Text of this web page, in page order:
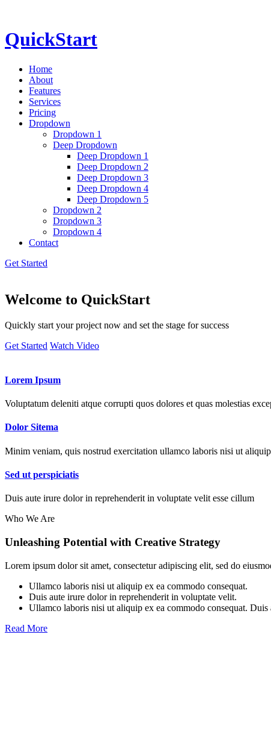
QuickStart
Home
About
Features
Services
Pricing
Dropdown
Dropdown 1
Deep Dropdown
Deep Dropdown 1
Deep Dropdown 2
Deep Dropdown 3
Deep Dropdown 4
Deep Dropdown 5
Dropdown 2
Dropdown 3
Dropdown 4
Contact
Get Started
Welcome to QuickStart
Quickly start your project now and set the stage for success
Get Started Watch Video
Lorem Ipsum
Voluptatum deleniti atque corrupti quos dolores et quas molestias
Dolor Sitema
Minim veniam, quis nostrud exercitation ullamco laboris nisi ut
Sed ut perspiciatis
Duis aute irure dolor in reprehenderit in voluptate velit esse cillum
Who We Are
Unleashing Potential with Creative Strategy
Lorem ipsum dolor sit amet, consectetur adipiscing elit, sed do
Ullamco laboris nisi ut aliquip ex ea commodo consequat.
Duis aute irure dolor in reprehenderit in voluptate velit.
Ullamco laboris nisi ut aliquip ex ea commodo consequat.
Read More